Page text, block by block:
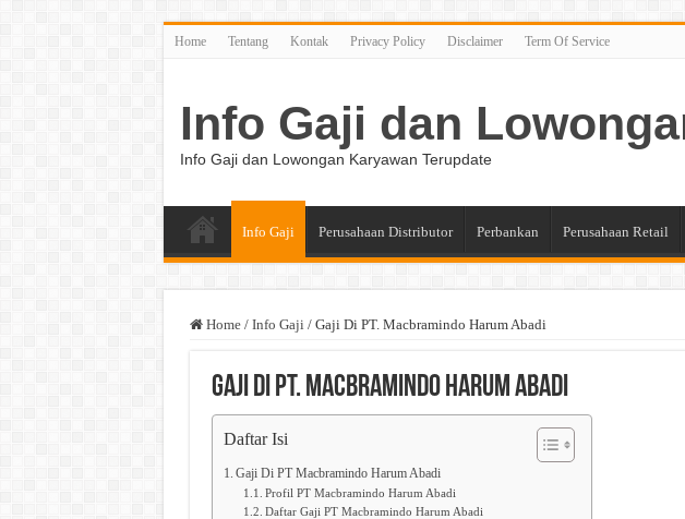
Home Tentang Kontak Privacy Policy Disclaimer Term Of Service
Info Gaji dan
Info Gaji dan Lowongan Karyawan Terupdate
Info Gaji Perusahaan Distributor Perbankan Perusahaan Retail
Home / Info Gaji / Gaji Di PT. Macbramindo Harum Abadi
Gaji Di PT. Macbramindo Harum Abadi
Daftar Isi
Gaji Di PT Macbramindo Harum Abadi
Profil PT Macbramindo Harum Abadi
Daftar Gaji PT Macbramindo Harum Abadi